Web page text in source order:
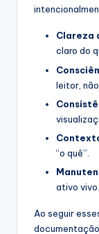
Clareza
claro do
leitor,
“o quê”.
ativo vivo.
Ao seguir